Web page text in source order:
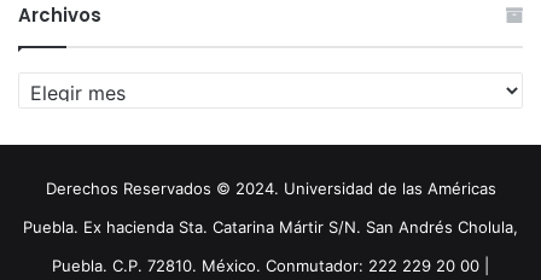
Archivos
Archivos
Derechos Reservados © 2024. Universidad de las Américas
Puebla. Ex hacienda Sta. Catarina Mártir S/N. San Andrés Cholula,
Puebla. C.P. 72810. México. Conmutador: 222 229 20 00 |